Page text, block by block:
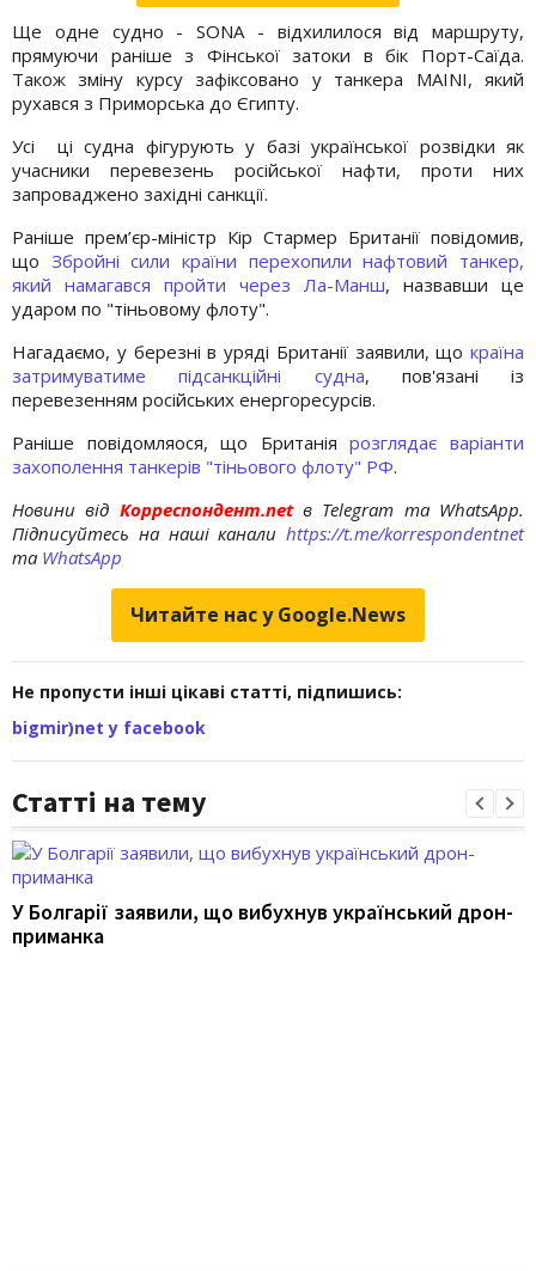
Ще одне судно - SONA - відхилилося від маршруту,
прямуючи раніше з Фінської затоки в бік Порт-Саїда.
Також зміну курсу зафіксовано у танкера MAINI, який
рухався з Приморська до Єгипту.
Усі ці судна фігурують у базі української розвідки як
учасники перевезень російської нафти, проти них
запроваджено західні санкції.
Раніше прем’єр-міністр Кір Стармер Британії повідомив,
що Збройні сили країни перехопили нафтовий танкер,
який намагався пройти через Ла-Манш, назвавши це
ударом по "тіньовому флоту".
Нагадаємо, у березні в уряді Британії заявили, що країна
затримуватиме підсанкційні судна, пов'язані із
перевезенням російських енергоресурсів.
Раніше повідомляося, що Британіярозглядає варіанти
захополення танкерів "тіньового флоту" РФ.
Новини від Корреспондент.netв Telegram та WhatsApp.
Підписуйтесь на наші канали https://t.me/korrespondentnet
та WhatsApp
Читайте нас у Google.News
Не пропусти інші цікаві статті, підпишись:
bigmir)net у facebook
Статті на тему
У Болгарії заявили, що вибухнув український дрон-
приманка